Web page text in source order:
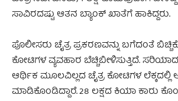
ಸಾವಿರದಷ್ಟು ಆತನ ಬ್ಯಾಂಕ್ ಖಾತೆಗೆ ಹಾಕಿದ್ದರು.
ಪೊಲೀಸರು ಚೈತ್ರ ಪ್ರಕರಣವನ್ನು ಬಗೆದಂತೆ
ಕೋಟಿಗಳ ವ್ಯವಹಾರ ಬೆಚ್ಚಿಬೀಳಿಸುತ್ತಿದೆ.
ಆರ್ಥಿಕ ಮೂಲವಿಲ್ಲದ ಚೈತ್ರ ಕೋಟಿಗಳ ಲೆಕ್ಕದಲ್ಲಿ
ಮಾಡಿಕೊಂಡಿದ್ದಾರೆ. 28 ಲಕ್ಷದ ಕಿಯಾ ಕಾರು